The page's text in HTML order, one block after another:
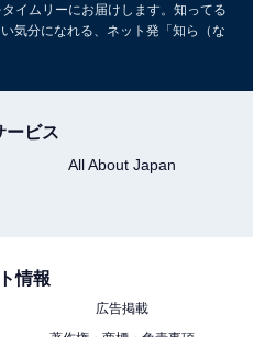
イムリーにお届けします。知ってる
気分になれる、ネット発「知ら（な
ービス
All About Japan
情報
広告掲載